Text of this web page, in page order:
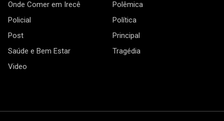
Onde Comer em Irecê
Polêmica
Policial
Política
Post
Principal
Saúde e Bem Estar
Tragédia
Video